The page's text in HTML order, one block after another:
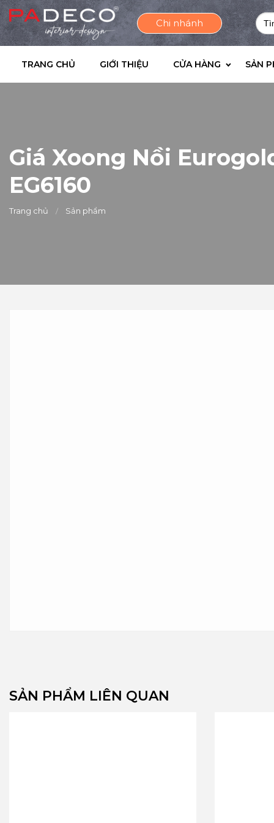
Chi nhánh for:
TRANG CHỦ GIỚI THIỆU CỬA HÀNG SẢN
Giá Xoong Nồi
EG6160
Trang chủ Sản phẩm
SẢN PHẨM LIÊN QUAN